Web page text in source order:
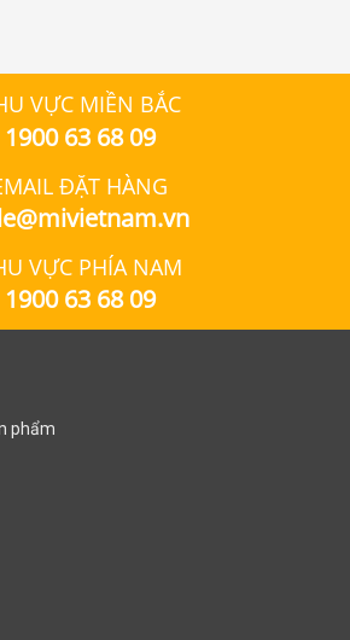
VỰC MIỀN BẮC
1900 63 68 09
ĐẶT HÀNG
VỰC PHÍA NAM
1900 63 68 09
phẩm